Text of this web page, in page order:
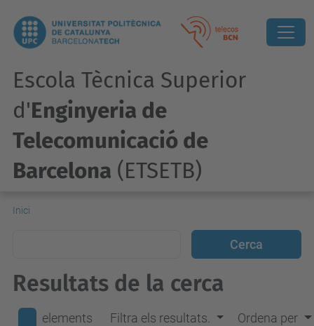
Escola Tècnica Superior
d'Enginyeria de
Telecomunicació de
Barcelona (ETSETB)
Inici
Resultats de la cerca
elements
Filtra els resultats. Ordena per